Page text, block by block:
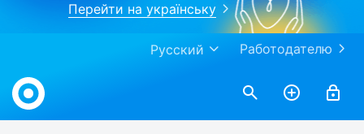
Перейти на українську
Работодателю
Русский
Work.ua